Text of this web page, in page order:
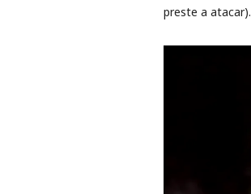
preste a atacar).